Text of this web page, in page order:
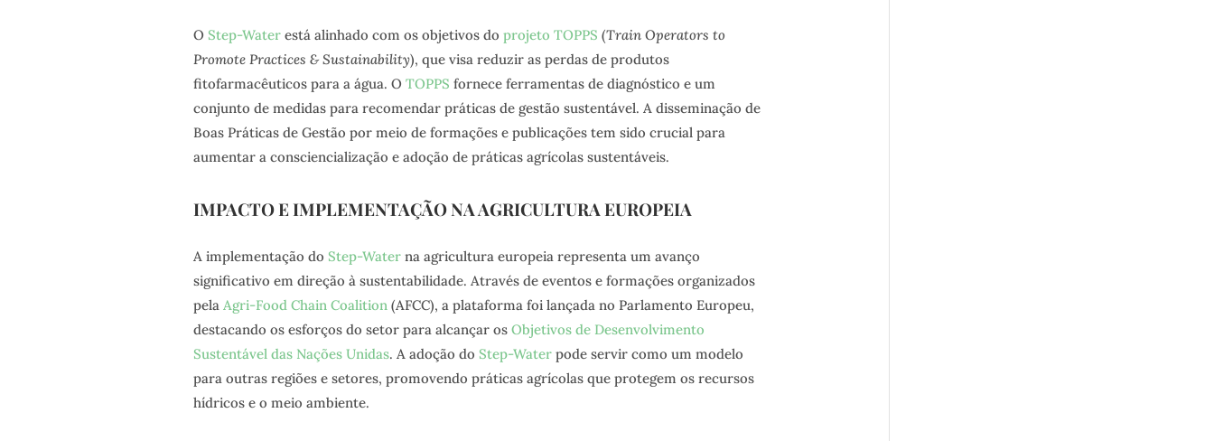
O Step-Waterestá alinhado com os objetivos do projeto TOPPS (Train Operators to
Promote Practices & Sustainability), que visa reduzir as perdas de produtos
fitofarmacêuticos para a água. O TOPPS fornece ferramentas de diagnóstico e um
conjunto de medidas para recomendar práticas de gestão sustentável. A disseminação de
Boas Práticas de Gestão por meio de formações e publicações tem sido crucial para
aumentar a consciencialização e adoção de práticas agrícolas sustentáveis.
IMPACTO E IMPLEMENTAÇÃO NA AGRICULTURA EUROPEIA
A implementação do Step-Waterna agricultura europeia representa um avanço
significativo em direção à sustentabilidade. Através de eventos e formações organizados
pela Agri-Food Chain Coalition(AFCC), a plataforma foi lançada no Parlamento Europeu,
destacando os esforços do setor para alcançar os Objetivos de Desenvolvimento
Sustentável das Nações Unidas. A adoção do Step-Waterpode servir como um modelo
para outras regiões e setores, promovendo práticas agrícolas que protegem os recursos
hídricos e o meio ambiente.